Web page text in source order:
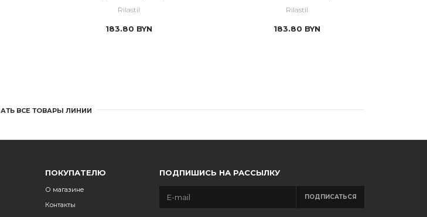
Rilastil
183.80 BYN
Rilastil
183.80 BYN
ВСЕ ТОВАРЫ ЛИНИИ
ПОКУПАТЕЛЮ
О магазине
Контакты
ПОДПИШИСЬ НА РАССЫЛКУ
ПОДПИСАТЬСЯ